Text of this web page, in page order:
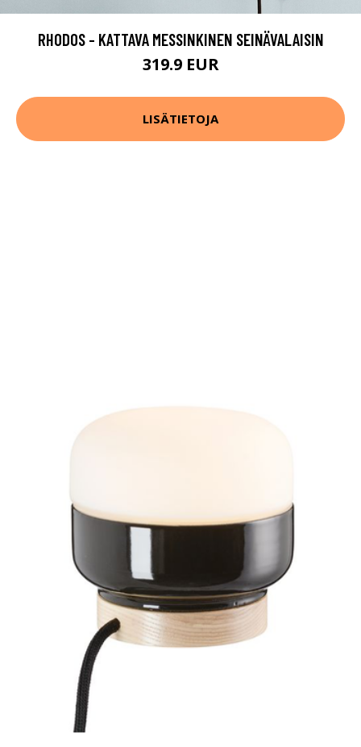
RHODOS - KATTAVA MESSINKINEN SEINÄVALAISIN
319.9 EUR
LISÄTIETOJA